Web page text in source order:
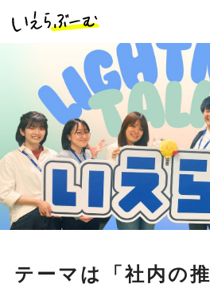
テーマは「社内の